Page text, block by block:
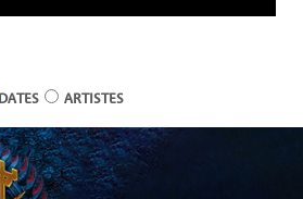
DATES ARTISTES